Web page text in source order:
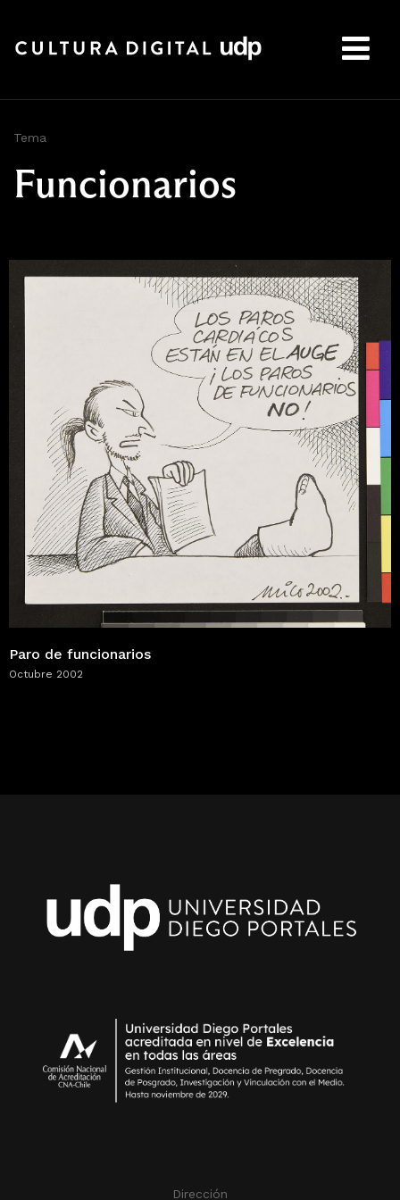
Tema
Funcionarios
Paro de funcionarios
Octubre 2002
Dirección